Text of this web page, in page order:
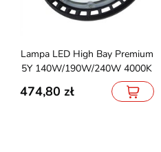
Lampa LED High Bay Premium
5Y 140W/190W/240W 4000K
474,80